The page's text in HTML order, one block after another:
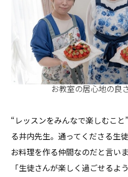
お教室の居心地の良
“レッスンをみんなで楽しむこ
る井内先生。通ってくださる生
お料理を作る仲間なのだと言いま
「生徒さんが楽しく過ごせるよ